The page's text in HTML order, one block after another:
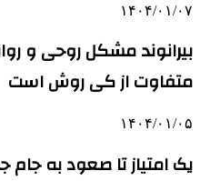
۱۴۰۴/۰۱/۰۷
بیرانوند مشکل روحی و
متفاوت از کی روش است
۱۴۰۴/۰۱/۰۵
یک امتیاز تا صعود به جام جهانی ۲۰۲۶: ایران